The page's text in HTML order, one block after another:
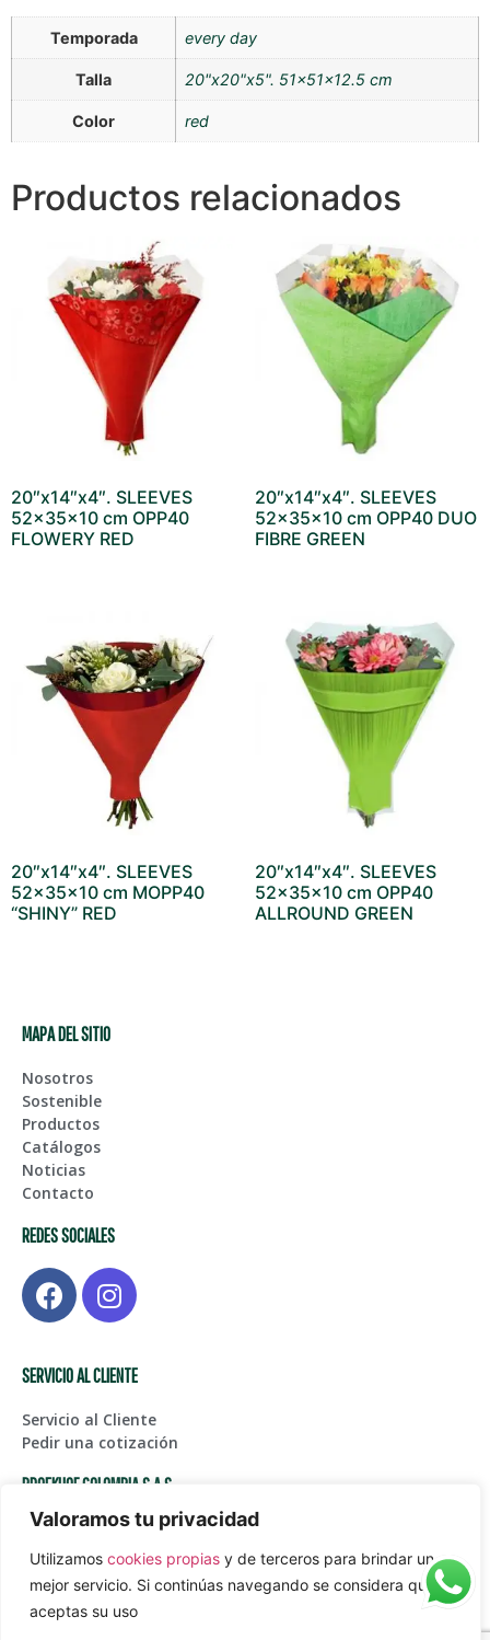
Valoramos tu privacidad
Utilizamos cookies propias y de terceros para brindar un
mejor servicio. Si continúas navegando se considera que
aceptas su uso
Temporada every day
Talla 20"x20"x5". 51x51x12.5 cm
Color red
Productos relacionados
20″x14″x4″. SLEEVES
52x35x10 cm OPP40
FLOWERY RED
20″x14″x4″. SLEEVES
52x35x10 cm OPP40 DUO
FIBRE GREEN
20″x14″x4″. SLEEVES
52x35x10 cm MOPP40
“SHINY” RED
20″x14″x4″. SLEEVES
52x35x10 cm OPP40
ALLROUND GREEN
MAPA DEL SITIO
Nosotros
Sostenible
Productos
Catálogos
Noticias
Contacto
REDES SOCIALES
SERVICIO AL CLIENTE
Servicio al Cliente
Pedir una cotización
BROEKHOF COLOMBIA S.A.S
Centro de Bodegas Karga Fase I – Bodega 123, Glorieta
Aeropuerto Int. JMC
(+574) 561 45 05
Juanpablogarcia@paardekooper.com